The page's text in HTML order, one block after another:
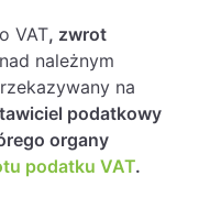
VAT, zwrot
należnym
na
podatkowy
organy
podatku VAT.